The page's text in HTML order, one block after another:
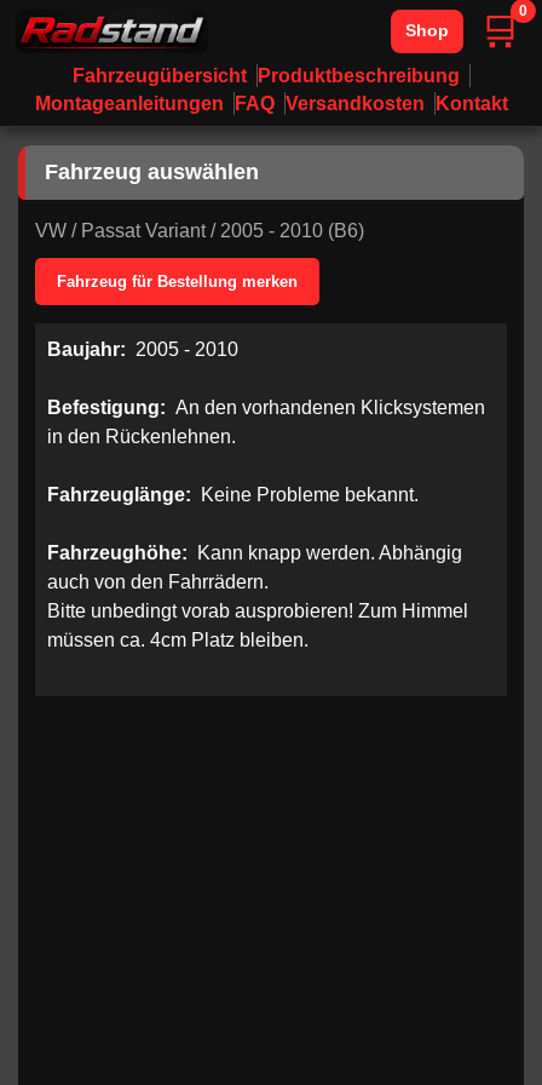
Fahrzeugübersicht
Produktbeschreibung
Montageanleitungen
FAQ Versandkosten Kontakt
Shop 🛒0
Fahrzeug auswählen
VW / Passat Variant/ 2005 - 2010 (B6)
Fahrzeug für Bestellung merken
Baujahr: 2005 - 2010
Befestigung: An den vorhandenen Klicksystemen
in den Rückenlehnen.
Fahrzeuglänge: Keine Probleme bekannt.
Fahrzeughöhe:
Kann knapp werden. Abhängig
auch von den Fahrrädern.
Bitte unbedingt vorab ausprobieren! Zum Himmel
müssen ca. 4cm Platz bleiben.